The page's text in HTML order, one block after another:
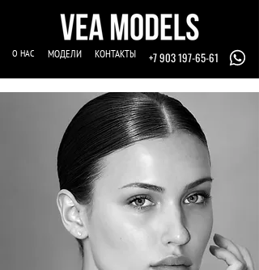
О НАС МОДЕЛИ КОНТАКТЫ +7 903 197-65-61